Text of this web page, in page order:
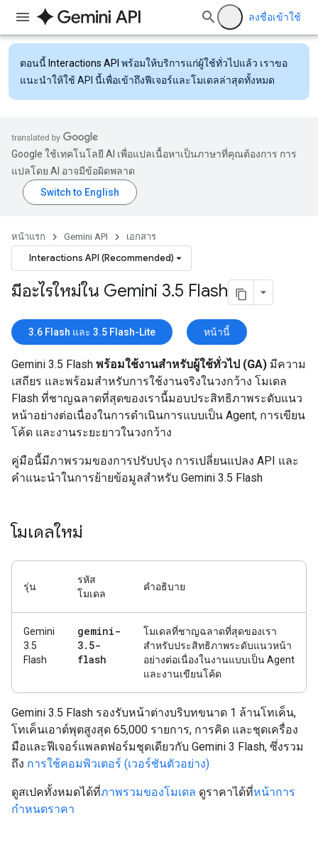
ลงชื่อเข้าใช้
ตอนนี้ Interactions API พร้อมให้บริการแก่ผู้ใช้ทั่วไปแล้ว เราขอ
แนะนำให้ใช้ API นี้เพื่อเข้าถึงฟีเจอร์และโมเดลล่าสุดทั้งหมด
Google ใช้เทคโนโลยี AI เพื่อแปลเนื้อหาเป็นภาษาที่คุณต้องการ การ
แปลโดย AI อาจมีข้อผิดพลาด
หน้าแรก Gemini API เอกสาร
Interactions API (Recommended)
มีอะไรใหม่ใน Gemini 3.5 Flash
3.6 Flash และ 3.5 Flash-Lite หน้านี้
Gemini 3.5 Flash พร้อมใช้งานสำหรับผู้ใช้ทั่วไป (GA) มีความ
เสถียร และพร้อมสำหรับการใช้งานจริงในวงกว้าง โมเดล
Flash ที่ชาญฉลาดที่สุดของเรานี้มอบประสิทธิภาพระดับแนว
หน้าอย่างต่อเนื่องในการดำเนินการแบบเป็น Agent, การเขียน
โค้ด และงานระยะยาวในวงกว้าง
คู่มือนี้มีภาพรวมของการปรับปรุง การเปลี่ยนแปลง API และ
คำแนะนำในการย้ายข้อมูลสำหรับ Gemini 3.5 Flash
โมเดลใหม่
รุ่น
รหัส
โมเดล
คำอธิบาย
Gemini
3.5
Flash
gemini-
3. 5-
flash
โมเดลที่ชาญฉลาดที่สุดของเรา
สำหรับประสิทธิภาพระดับแนวหน้า
อย่างต่อเนื่องในงานแบบเป็น Agent
และงานเขียนโค้ด
Gemini 3.5 Flash รองรับหน้าต่างบริบทขนาด 1 ล้านโทเค็น,
โทเค็นเอาต์พุตสูงสุด 65,000 รายการ, การคิด และชุดเครื่อง
มือและฟีเจอร์แพลตฟอร์มชุดเดียวกับ Gemini 3 Flash, ซึ่งรวม
ถึง การใช้คอมพิวเตอร์ (เวอร์ชันตัวอย่าง)
ดูสเปคทั้งหมดได้ที่ภาพรวมของโมเดล ดูราคาได้ที่หน้าการ
กำหนดราคา